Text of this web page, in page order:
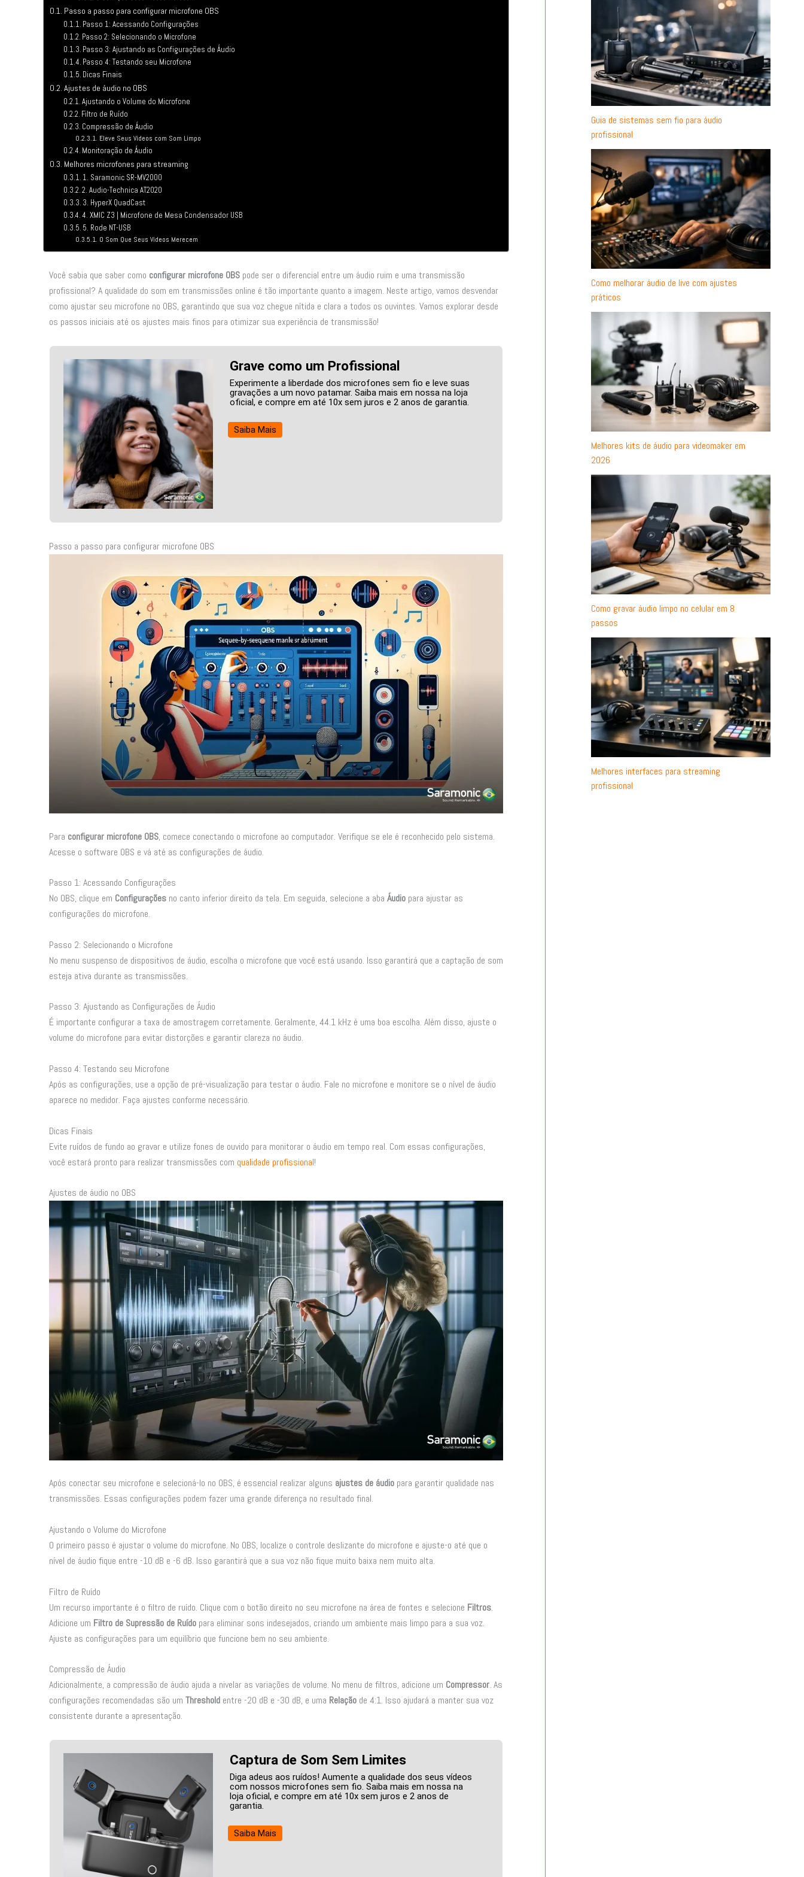
Passo a passo para configurar microfone OBS
Passo 1: Acessando Configurações
Passo 2: Selecionando o Microfone
Passo 3: Ajustando as Configurações de Áudio
Passo 4: Testando seu Microfone
Dicas Finais
Ajustes de áudio no OBS
Ajustando o Volume do Microfone
Filtro de Ruído
Compressão de Áudio
Eleve Seus Vídeos com Som Limpo
Monitoração de Áudio
Melhores microfones para streaming
1. Saramonic SR-MV2000
2. Audio-Technica AT2020
3. HyperX QuadCast
4. XMIC Z3 | Microfone de Mesa Condensador USB
5. Rode NT-USB
O Som Que Seus Vídeos Merecem
Você sabia que saber como configurar microfone OBS pode ser o diferencial entre um áudio ruim e uma transmissão
profissional? A qualidade do som em transmissões online é tão importante quanto a imagem. Neste artigo, vamos desvendar
como ajustar seu microfone no OBS, garantindo que sua voz chegue nítida e clara a todos os ouvintes. Vamos explorar desde
os passos iniciais até os ajustes mais finos para otimizar sua experiência de transmissão!
Grave como um Profissional
Experimente a liberdade dos microfones sem fio e leve suas
gravações a um novo patamar. Saiba mais em nossa na loja
oficial, e compre em até 10x sem juros e 2 anos de garantia.
Saiba Mais
Passo a passo para configurar microfone OBS
Para configurar microfone OBS, comece conectando o microfone ao computador. Verifique se ele é reconhecido pelo sistema.
Acesse o software OBS e vá até as configurações de áudio.
Passo 1: Acessando Configurações
No OBS, clique em Configurações no canto inferior direito da tela. Em seguida, selecione a aba Áudio para ajustar as
configurações do microfone.
Passo 2: Selecionando o Microfone
No menu suspenso de dispositivos de áudio, escolha o microfone que você está usando. Isso garantirá que a captação de som
esteja ativa durante as transmissões.
Passo 3: Ajustando as Configurações de Áudio
É importante configurar a taxa de amostragem corretamente. Geralmente, 44.1 kHz é uma boa escolha. Além disso, ajuste o
volume do microfone para evitar distorções e garantir clareza no áudio.
Passo 4: Testando seu Microfone
Após as configurações, use a opção de pré-visualização para testar o áudio. Fale no microfone e monitore se o nível de áudio
aparece no medidor. Faça ajustes conforme necessário.
Dicas Finais
Evite ruídos de fundo ao gravar e utilize fones de ouvido para monitorar o áudio em tempo real. Com essas configurações,
você estará pronto para realizar transmissões com qualidade profissional!
Ajustes de áudio no OBS
Após conectar seu microfone e selecioná-lo no OBS, é essencial realizar alguns ajustes de áudio para garantir qualidade nas
transmissões. Essas configurações podem fazer uma grande diferença no resultado final.
Ajustando o Volume do Microfone
O primeiro passo é ajustar o volume do microfone. No OBS, localize o controle deslizante do microfone e ajuste-o até que o
nível de áudio fique entre -10 dB e -6 dB. Isso garantirá que a sua voz não fique muito baixa nem muito alta.
Filtro de Ruído
Um recurso importante é o filtro de ruído. Clique com o botão direito no seu microfone na área de fontes e selecione Filtros.
Adicione um Filtro de Supressão de Ruído para eliminar sons indesejados, criando um ambiente mais limpo para a sua voz.
Ajuste as configurações para um equilíbrio que funcione bem no seu ambiente.
Compressão de Áudio
Adicionalmente, a compressão de áudio ajuda a nivelar as variações de volume. No menu de filtros, adicione um Compressor. As
configurações recomendadas são um Threshold entre -20 dB e -30 dB, e uma Relação de 4:1. Isso ajudará a manter sua voz
consistente durante a apresentação.
Captura de Som Sem Limites
Diga adeus aos ruídos! Aumente a qualidade dos seus vídeos
com nossos microfones sem fio. Saiba mais em nossa na
loja oficial, e compre em até 10x sem juros e 2 anos de
garantia.
Saiba Mais
Guia de sistemas sem fio para áudio
profissional
Como melhorar áudio de live com ajustes
práticos
Melhores kits de áudio para videomaker em
2026
Como gravar áudio limpo no celular em 8
passos
Melhores interfaces para streaming
profissional